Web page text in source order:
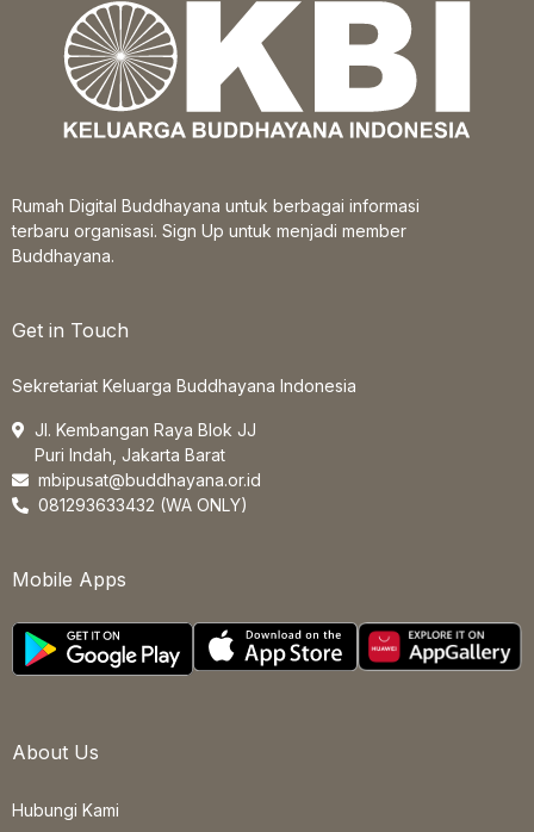
Rumah Digital Buddhayana untuk berbagai informasi
terbaru organisasi. Sign Up untuk menjadi member
Buddhayana.
Get in Touch
Sekretariat Keluarga Buddhayana Indonesia
Jl. Kembangan Raya Blok JJ
Puri Indah, Jakarta Barat
mbipusat@buddhayana.or.id
081293633432 (WA ONLY)
Mobile Apps
About Us
Hubungi Kami